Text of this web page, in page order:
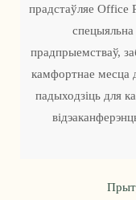
прадстаўляе Office
прадпрыемстваў,
камфортнае месца
падыходзіць для